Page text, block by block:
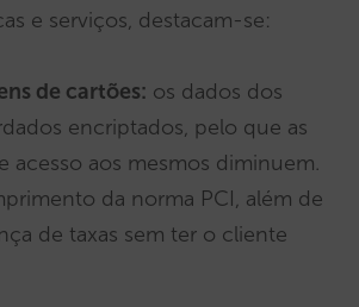
e serviços, destacam-se:
de cartões: os dados dos
encriptados, pelo que as
acesso aos mesmos diminuem.
da norma PCI, além de
de taxas sem ter o cliente